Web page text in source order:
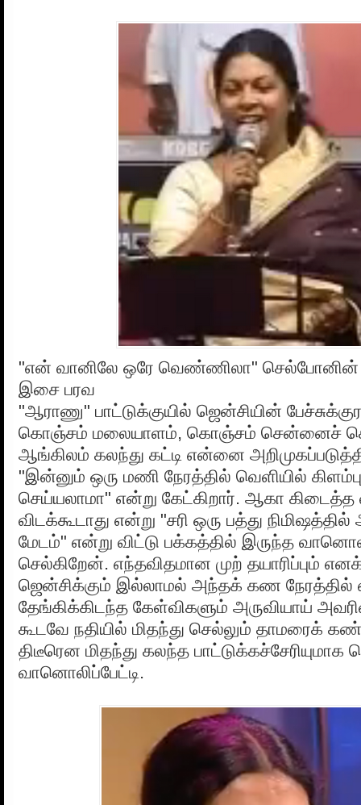
"என் வானிலே ஒரே வெண்ணிலா"
இசை பரவ
"ஆராணு" பாட்டுக்குயில் ஜென்சியின்
கொஞ்சம் மலையாளம், கொஞ்சம் சென்னைச்
ஆங்கிலம் கலந்து கட்டி என்னை
"இன்னும் ஒரு மணி நேரத்தில் வெளியில்
செய்யலாமா" என்று கேட்கிறார். ஆகா
விடக்கூடாது என்று "சரி ஒரு பத்து
மேடம்" என்று விட்டு பக்கத்தில் இருந்த
செல்கிறேன். எந்தவிதமான முற் தயாரிப்பும்
ஜென்சிக்கும் இல்லாமல் அந்தக் கண
தேங்கிக்கிடந்த கேள்விகளும் அருவியாய்
கூடவே நதியில் மிதந்து செல்லும் தாமரைக்
திடீரென மிதந்து கலந்த பாட்டுக்கச்சேரியுமாக
வானொலிப்பேட்டி.